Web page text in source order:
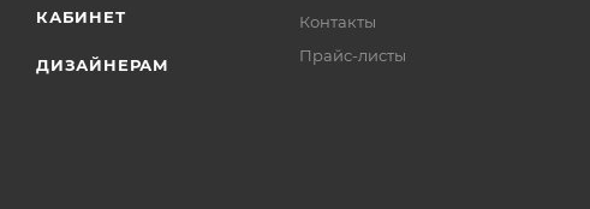
КАБИНЕТ
ДИЗАЙНЕРАМ
Контакты
Прайс-листы